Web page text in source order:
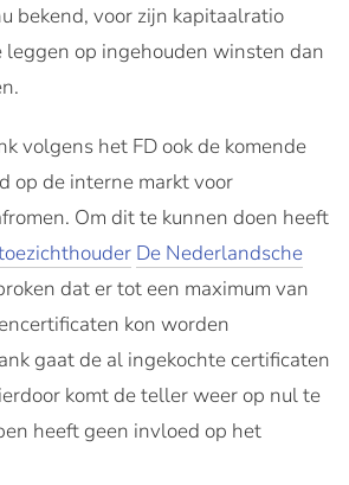
bekend, voor zijn kapitaalratio
leggen op ingehouden winsten dan
volgens het FD ook de komende
op de interne markt voor
Om dit te kunnen doen heeft
De Nederlandsche
dat er tot een maximum van
kon worden
gaat de al ingekochte certificaten
komt de teller weer op nul te
heeft geen invloed op het